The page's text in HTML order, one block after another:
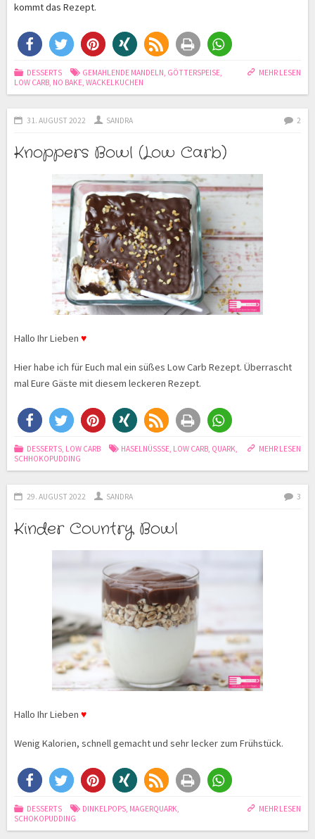
kommt das Rezept.
MEHR LESEN
DESSERTS GEMAHLENDE MANDELN, GÖTTERSPEISE,
LOW CARB, NO BAKE, WACKELKUCHEN
31. AUGUST 2022 SANDRA 2
Knoppers Bowl (Low Carb)
Hallo Ihr Lieben ♥
Hier habe ich für Euch mal ein süßes Low Carb Rezept. Überrascht
mal Eure Gäste mit diesem leckeren Rezept.
MEHR LESEN
DESSERTS, LOW CARB HASELNÜSSSE, LOW CARB, QUARK,
SCHHOKOPUDDING
29. AUGUST 2022 SANDRA 3
Kinder Country Bowl
Hallo Ihr Lieben ♥
Wenig Kalorien, schnell gemacht und sehr lecker zum Frühstück.
MEHR LESEN
DESSERTS DINKELPOPS, MAGERQUARK,
SCHOKOPUDDING